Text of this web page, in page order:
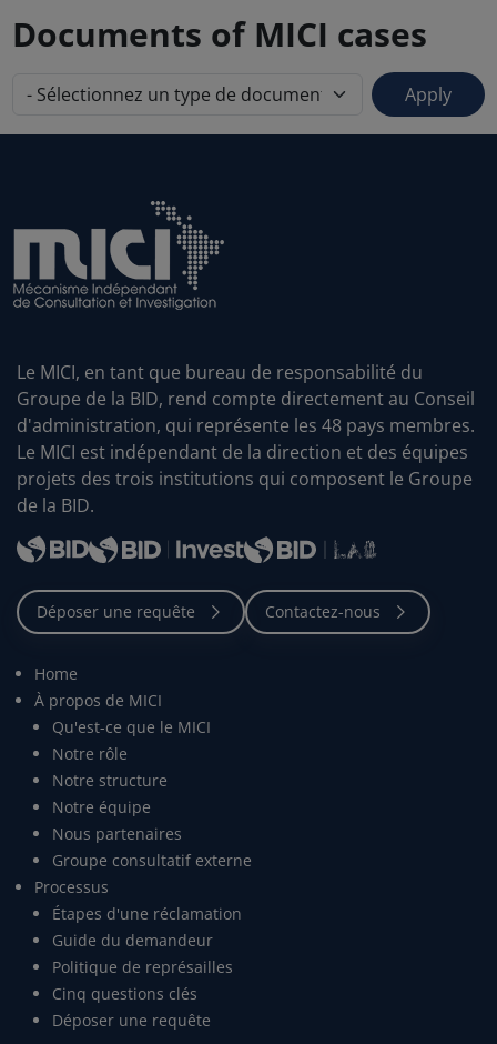
Documents of MICI cases
Le MICI, en tant que bureau de responsabilité du
Groupe de la BID, rend compte directement au Conseil
d'administration, qui représente les 48 pays membres.
Le MICI est indépendant de la direction et des équipes
projets des trois institutions qui composent le Groupe
de la BID.
Home
À propos de MICI
Qu'est-ce que le MICI
Notre rôle
Notre structure
Notre équipe
Nous partenaires
Groupe consultatif externe
Processus
Étapes d'une réclamation
Guide du demandeur
Politique de représailles
Cinq questions clés
Déposer une requête